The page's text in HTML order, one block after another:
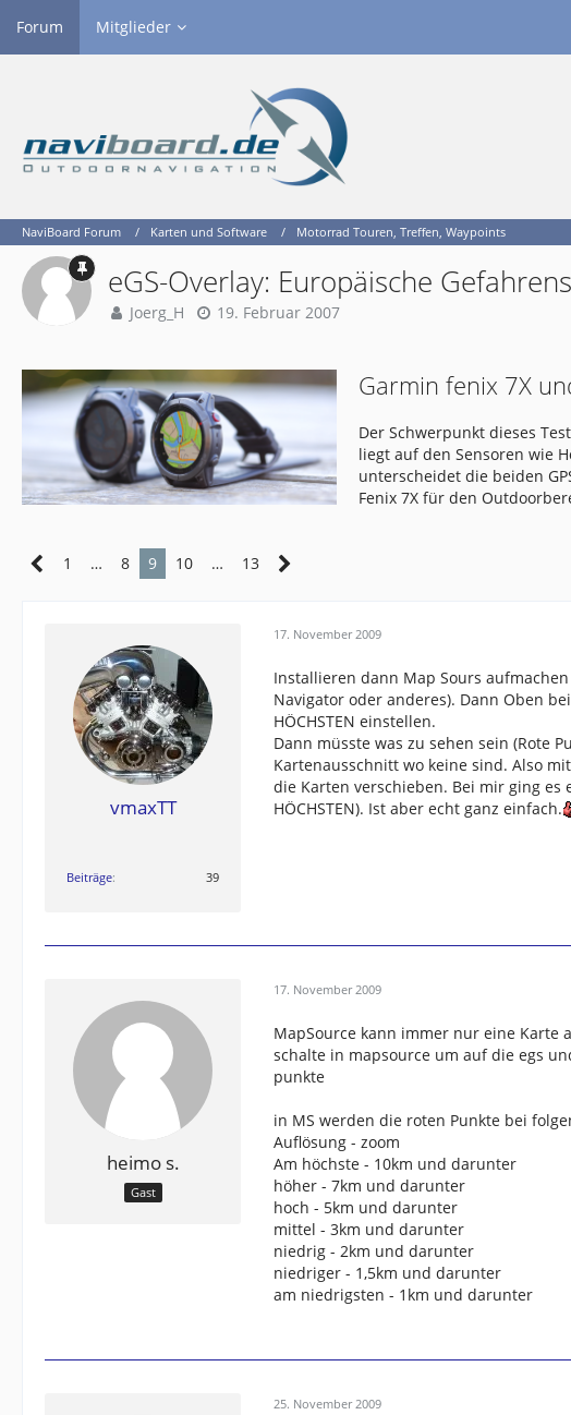
Forum Mitglieder
NaviBoard Forum Karten und Software Motorrad Touren, Treffen, Waypoints
eGS-Overlay: Europäische
Joerg_H 19. Februar 2007
Garmin fenix 7X
Der Schwerpunkt dieses
liegt auf den Sensoren wie
unterscheidet die beiden
Fenix 7X für den
1 … 8 9 10 … 13
vmaxTT
Beiträge 39
17. November 2009
Installieren dann Map Sours
Navigator oder anderes). Dann Oben
HÖCHSTEN einstellen.
Dann müsste was zu sehen sein (Rote
Kartenausschnitt wo keine sind. Also
die Karten verschieben. Bei mir ging es
HÖCHSTEN). Ist aber echt ganz einfach.
heimo s.
Gast
17. November 2009
MapSource kann immer nur eine Karte
schalte in mapsource um auf die egs
punkte
in MS werden die roten Punkte bei
Auflösung - zoom
Am höchste - 10km und darunter
höher - 7km und darunter
hoch - 5km und darunter
mittel - 3km und darunter
niedrig - 2km und darunter
niedriger - 1,5km und darunter
am niedrigsten - 1km und darunter
25. November 2009